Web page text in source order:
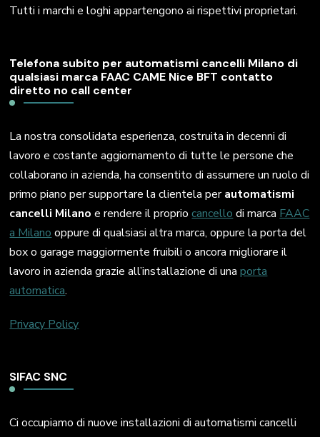
Tutti i marchi e loghi appartengono ai rispettivi proprietari.
Telefona subito per automatismi cancelli Milano di
qualsiasi marca FAAC CAME Nice BFT contatto
diretto no call center
La nostra consolidata esperienza, costruita in decenni di
lavoro e costante aggiornamento di tutte le persone che
collaborano in azienda, ha consentito di assumere un ruolo di
primo piano per supportare la clientela perautomatismi
cancelli Milano e rendere il propriocancello di marca FAAC
a Milano oppure di qualsiasi altra marca, oppure la porta del
box o garage maggiormente fruibili o ancora migliorare il
lavoro in azienda grazie all’installazione di unaporta
automatica.
Privacy Policy
SIFAC SNC
Ci occupiamo di nuove installazioni di automatismi cancelli